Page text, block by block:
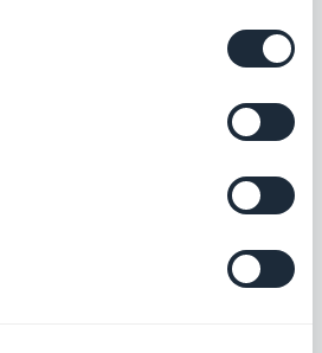
ny betalingsløsning for at vinde